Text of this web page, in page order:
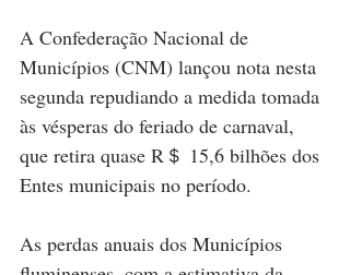
A Confederação Nacional de
Municípios (CNM) lançou nota nesta
segunda repudiando a medida tomada
às vésperas do feriado de carnaval,
que retira quase R＄ 15,6 bilhões dos
Entes municipais no período.
As perdas anuais dos Municípios